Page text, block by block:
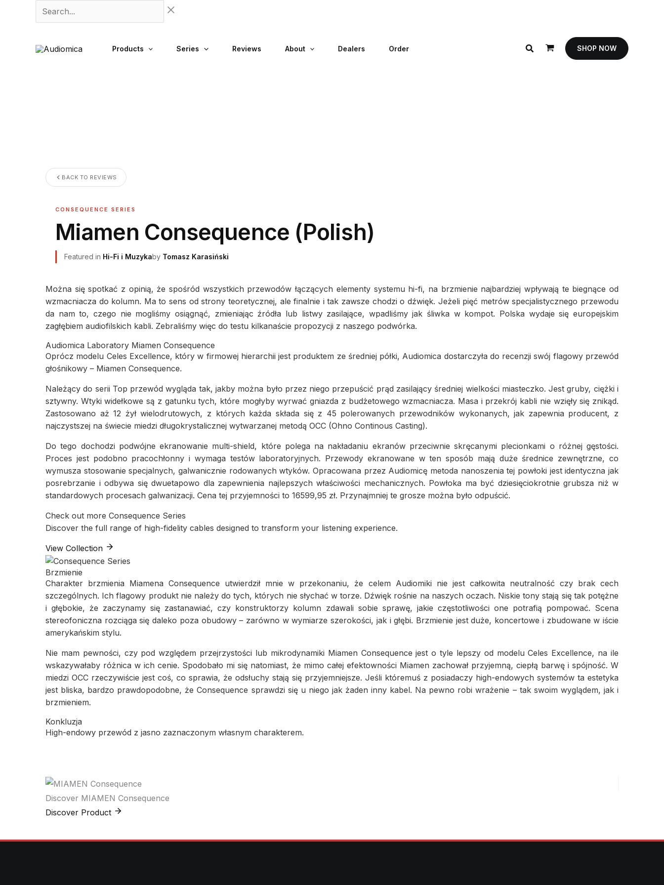
Search...
Products Series Reviews About Dealers Order SHOP NOW
BACK TO REVIEWS
CONSEQUENCE SERIES
Miamen Consequence (Polish)
Featured in Hi-Fi i Muzykaby Tomasz Karasiński
Można się spotkać z opinią, że spośród wszystkich przewodów łączących elementy systemu hi-fi, na brzmienie najbardziej wpływają te biegnące od
wzmacniacza do kolumn. Ma to sens od strony teoretycznej, ale finalnie i tak zawsze chodzi o dźwięk. Jeżeli pięć metrów specjalistycznego przewodu
da nam to, czego nie mogliśmy osiągnąć, zmieniając źródła lub listwy zasilające, wpadliśmy jak śliwka w kompot. Polska wydaje się europejskim
zagłębiem audiofilskich kabli. Zebraliśmy więc do testu kilkanaście propozycji z naszego podwórka.
Audiomica Laboratory Miamen Consequence
Oprócz modelu Celes Excellence, który w firmowej hierarchii jest produktem ze średniej półki, Audiomica dostarczyła do recenzji swój flagowy przewód
głośnikowy – Miamen Consequence.
Należący do serii Top przewód wygląda tak, jakby można było przez niego przepuścić prąd zasilający średniej wielkości miasteczko. Jest gruby, ciężki i
sztywny. Wtyki widełkowe są z gatunku tych, które mogłyby wyrwać gniazda z budżetowego wzmacniacza. Masa i przekrój kabli nie wzięły się znikąd.
Zastosowano aż 12 żył wielodrutowych, z których każda składa się z 45 polerowanych przewodników wykonanych, jak zapewnia producent, z
najczystszej na świecie miedzi długokrystalicznej wytwarzanej metodą OCC (Ohno Continous Casting).
Do tego dochodzi podwójne ekranowanie multi-shield, które polega na nakładaniu ekranów przeciwnie skręcanymi plecionkami o różnej gęstości.
Proces jest podobno pracochłonny i wymaga testów laboratoryjnych. Przewody ekranowane w ten sposób mają duże średnice zewnętrzne, co
wymusza stosowanie specjalnych, galwanicznie rodowanych wtyków. Opracowana przez Audiomicę metoda nanoszenia tej powłoki jest identyczna jak
posrebrzanie i odbywa się dwuetapowo dla zapewnienia najlepszych właściwości mechanicznych. Powłoka ma być dziesięciokrotnie grubsza niż w
standardowych procesach galwanizacji. Cena tej przyjemności to 16599,95 zł. Przynajmniej te grosze można było odpuścić.
Check out more Consequence Series
Discover the full range of high-fidelity cables designed to transform your listening experience.
View Collection
Brzmienie
Charakter brzmienia Miamena Consequence utwierdził mnie w przekonaniu, że celem Audiomiki nie jest całkowita neutralność czy brak cech
szczególnych. Ich flagowy produkt nie należy do tych, których nie słychać w torze. Dźwięk rośnie na naszych oczach. Niskie tony stają się tak potężne
i głębokie, że zaczynamy się zastanawiać, czy konstruktorzy kolumn zdawali sobie sprawę, jakie częstotliwości one potrafią pompować. Scena
stereofoniczna rozciąga się daleko poza obudowy – zarówno w wymiarze szerokości, jak i głębi. Brzmienie jest duże, koncertowe i zbudowane w iście
amerykańskim stylu.
Nie mam pewności, czy pod względem przejrzystości lub mikrodynamiki Miamen Consequence jest o tyle lepszy od modelu Celes Excellence, na ile
wskazywałaby różnica w ich cenie. Spodobało mi się natomiast, że mimo całej efektowności Miamen zachował przyjemną, ciepłą barwę i spójność. W
miedzi OCC rzeczywiście jest coś, co sprawia, że odsłuchy stają się przyjemniejsze. Jeśli któremuś z posiadaczy high-endowych systemów ta estetyka
jest bliska, bardzo prawdopodobne, że Consequence sprawdzi się u niego jak żaden inny kabel. Na pewno robi wrażenie – tak swoim wyglądem, jak i
brzmieniem.
Konkluzja
High-endowy przewód z jasno zaznaczonym własnym charakterem.
Discover MIAMEN Consequence
Discover Product